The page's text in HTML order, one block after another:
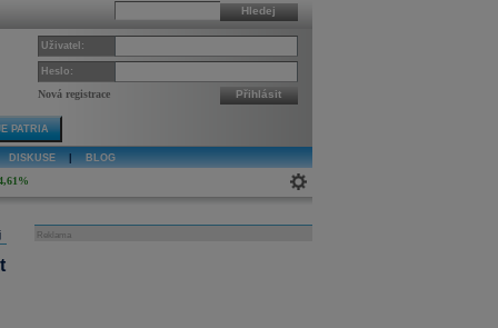
Hledej
Uživatel:
Heslo:
Nová registrace Přihlásit
PATRIA
DISKUSE BLOG
Reklama